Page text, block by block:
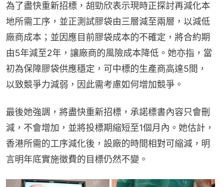
為了盡快重新招標，胡勁欣表示現時正探討再減化本
地所需工序，並正測試膠袋由三層減至兩層，以減低
廠商成本；並因應目前膠袋成本的不確定，將合約期
由5年減至2年，讓廠商的風險成本降低。她亦指，當
初為保障膠袋供應穩定，可中標的生產商高達5間，
以致競爭力減弱，因此需考慮如何增加競爭。
最後她強調，將盡快重新招標，承諾標書內容只會刪
減，不會增加，並將投標期縮短至1個月內。她估計，
香港所需的工序減化後，設廠的時間相對可縮減，明
言明年底實施徵費的目標仍然不變。